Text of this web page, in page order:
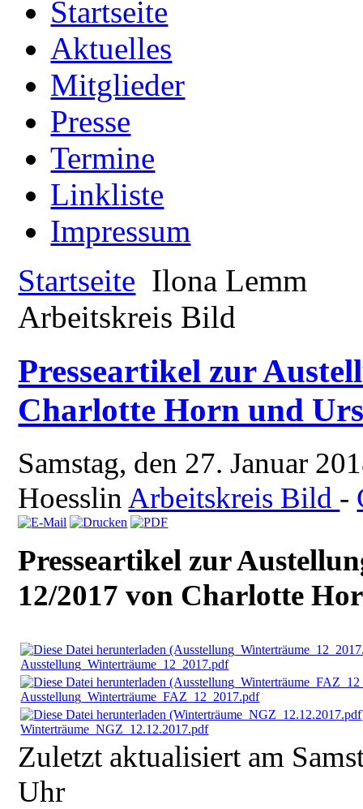
Startseite
Aktuelles
Mitglieder
Presse
Termine
Linkliste
Impressum
Startseite Ilona Lemm
Arbeitskreis Bild
Presseartikel zur
Charlotte Horn und
Samstag, den 27. Januar
Hoesslin Arbeitskreis Bild -
Presseartikel zur
12/2017 von Charlotte
Ausstellung_Winterträume_12_2017.pdf
Ausstellung_Winterträume_FAZ_12_2017.pdf
Winterträume_NGZ_12.12.2017.pdf
Zuletzt aktualisiert am
Uhr